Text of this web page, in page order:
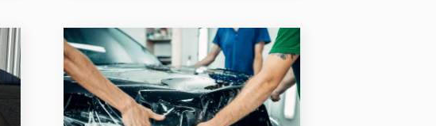
comment fonctionne réellement cette
technologie ?Dans cet article, on plonge
au cœur du processus d’auto-
réparation, et on t’explique pourquoi les
films de Variance Auto sont devenus
des références pour les passionnés et
les professionnels.